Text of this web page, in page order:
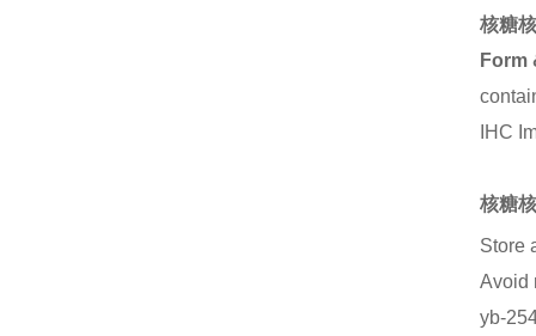
核糖
Form
IHC
核糖
Store
Avoid
yb-